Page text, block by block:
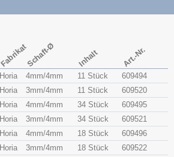
FabrikatSchaft-Ø Inhalt Art.-Nr.
Horia 4mm/4mm 11 Stück
609494
Horia 3mm/4mm 11 Stück
609520
Horia 4mm/4mm 34 Stück
609495
Horia 3mm/4mm 34 Stück
609521
Horia 4mm/4mm 18 Stück
609496
Horia 3mm/4mm 18 Stück
609522